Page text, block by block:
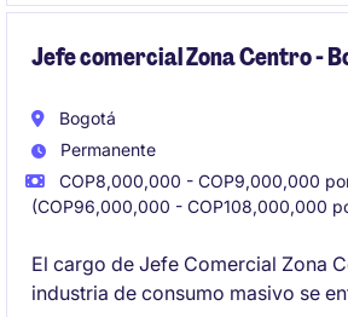
Jefe comercial Zona Centro -
Bogotá
Permanente
COP8,000,000 - COP9,000,000
(COP96,000,000 - COP108,000,000
El cargo de Jefe Comercial Zona
industria de consumo masivo se